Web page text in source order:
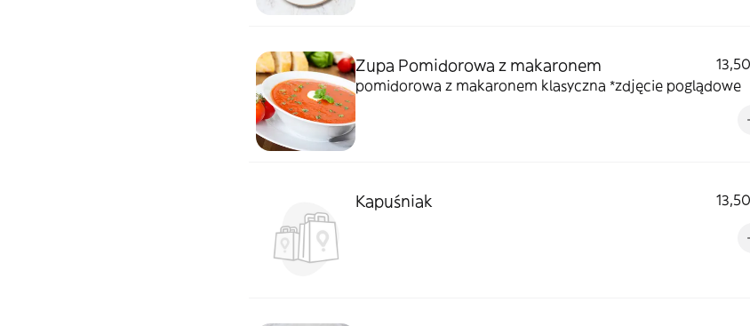
Zupa Pomidorowa z makaronem
pomidorowa z makaronem klasyczna *zdjęcie poglądowe
Kapuśniak